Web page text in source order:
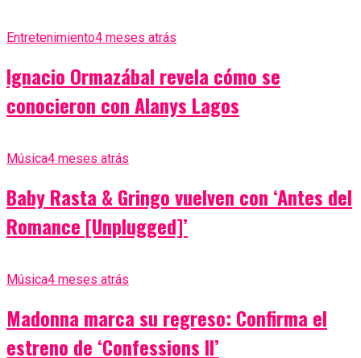
Entretenimiento4 meses atrás
Ignacio Ormazábal revela cómo se
conocieron con Alanys Lagos
Música4 meses atrás
Baby Rasta & Gringo vuelven con ‘Antes del
Romance [Unplugged]’
Música4 meses atrás
Madonna marca su regreso: Confirma el
estreno de ‘Confessions II’